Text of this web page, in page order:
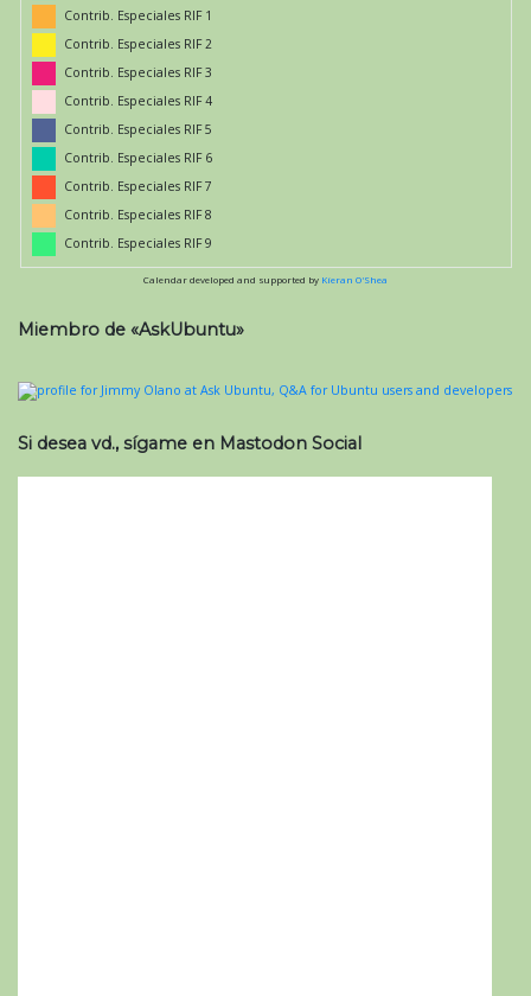
Contrib. Especiales RIF 1
Contrib. Especiales RIF 2
Contrib. Especiales RIF 3
Contrib. Especiales RIF 4
Contrib. Especiales RIF 5
Contrib. Especiales RIF 6
Contrib. Especiales RIF 7
Contrib. Especiales RIF 8
Contrib. Especiales RIF 9
Calendar developed and supported by Kieran O'Shea
Miembro de «AskUbuntu»
Si desea vd., sígame en Mastodon Social